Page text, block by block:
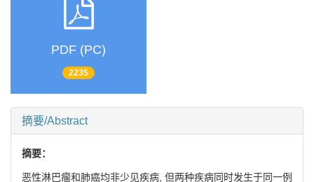
PDF (PC)
2235
摘要/Abstract
摘要：
恶性淋巴瘤和肺癌均非少见疾病, 但两种疾病同时发生于同一例